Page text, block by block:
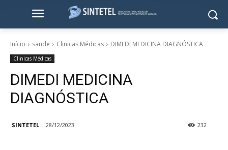
Início saude Clinicas Médicas DIMEDI MEDICINA DIAGNÓSTICA
Clinicas Médicas
DIMEDI MEDICINA
DIAGNÓSTICA
SINTETEL 28/12/2023 232